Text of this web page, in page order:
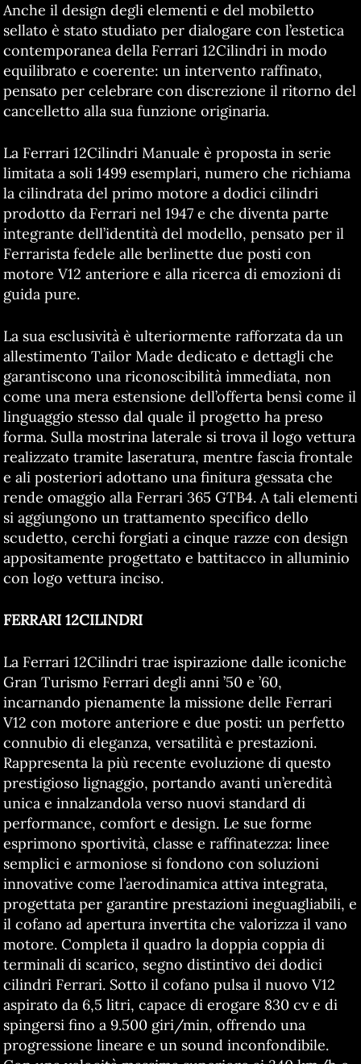
Anche il design degli elementi e del mobiletto
sellato è stato studiato per dialogare con l’estetica
contemporanea della Ferrari 12Cilindri in modo
equilibrato e coerente: un intervento raffinato,
pensato per celebrare con discrezione il ritorno del
cancelletto alla sua funzione originaria.
La Ferrari 12Cilindri Manuale è proposta in serie
limitata a soli 1499 esemplari, numero che richiama
la cilindrata del primo motore a dodici cilindri
prodotto da Ferrari nel 1947 e che diventa parte
integrante dell’identità del modello, pensato per il
Ferrarista fedele alle berlinette due posti con
motore V12 anteriore e alla ricerca di emozioni di
guida pure.
La sua esclusività è ulteriormente rafforzata da un
allestimento Tailor Made dedicato e dettagli che
garantiscono una riconoscibilità immediata, non
come una mera estensione dell’offerta bensì come il
linguaggio stesso dal quale il progetto ha preso
forma. Sulla mostrina laterale si trova il logo vettura
realizzato tramite laseratura, mentre fascia frontale
e ali posteriori adottano una finitura gessata che
rende omaggio alla Ferrari 365 GTB4. A tali elementi
si aggiungono un trattamento specifico dello
scudetto, cerchi forgiati a cinque razze con design
appositamente progettato e battitacco in alluminio
con logo vettura inciso.
FERRARI 12CILINDRI
La Ferrari 12Cilindri trae ispirazione dalle iconiche
Gran Turismo Ferrari degli anni ’50 e ’60,
incarnando pienamente la missione delle Ferrari
V12 con motore anteriore e due posti: un perfetto
connubio di eleganza, versatilità e prestazioni.
Rappresenta la più recente evoluzione di questo
prestigioso lignaggio, portando avanti un’eredità
unica e innalzandola verso nuovi standard di
performance, comfort e design. Le sue forme
esprimono sportività, classe e raffinatezza: linee
semplici e armoniose si fondono con soluzioni
innovative come l’aerodinamica attiva integrata,
progettata per garantire prestazioni ineguagliabili, e
il cofano ad apertura invertita che valorizza il vano
motore. Completa il quadro la doppia coppia di
terminali di scarico, segno distintivo dei dodici
cilindri Ferrari. Sotto il cofano pulsa il nuovo V12
aspirato da 6,5 litri, capace di erogare 830 cv e di
spingersi fino a 9.500 giri/min, offrendo una
progressione lineare e un sound inconfondibile.